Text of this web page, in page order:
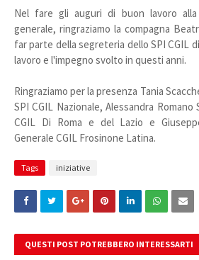
Nel fare gli auguri di buon lavoro
generale, ringraziamo la compagna
far parte della segreteria dello SPI CGIL
lavoro e l'impegno svolto in questi anni.
Ringraziamo per la presenza Tania
SPI CGIL Nazionale, Alessandra Romano
CGIL Di Roma e del Lazio e
Generale CGIL Frosinone Latina.
Tags iniziative
QUESTI POST POTREBBERO INTERESSARTI